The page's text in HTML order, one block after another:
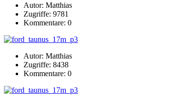
Autor: Matthias
Zugriffe: 9781
Kommentare: 0
Autor: Matthias
Zugriffe: 8438
Kommentare: 0